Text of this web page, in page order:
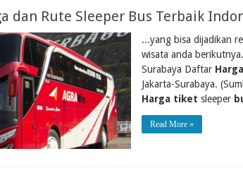
dan Rute Sleeper Bus Terbaik
...yang bisa dijadikan
wisata anda
Surabaya Daftar
Jakarta-Surabaya.
Harga tiket sleeper
Read More »